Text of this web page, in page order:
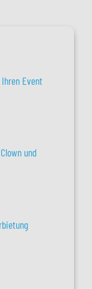
Event
und